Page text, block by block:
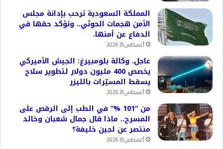
المملكة السعودية ترحب بإدانة مجلس
الأمن هجمات الحوثي.. وتؤكد حقها في
الدفاع عن أمنها.
أغسطس 8, 2026
عاجل. وكالة بلومبيرغ: الجيش الأميركي
يخصص 400 مليون دولار لتطوير سلاح
يسقط المسيّرات بالليزر
أغسطس 8, 2026
من “101 %” في الطب إلى الرقص على
المسرح.. ماذا قال جمال شعبان وخالد
منتصر عن لجين خليفة؟
أغسطس 8, 2026